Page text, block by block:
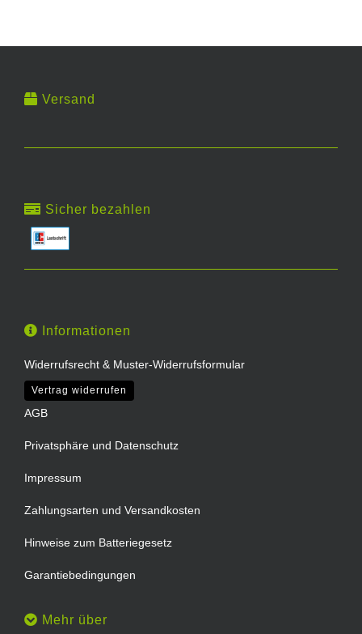
Versand
Sicher bezahlen
Informationen
Widerrufsrecht & Muster-Widerrufsformular
Vertrag widerrufen
AGB
Privatsphäre und Datenschutz
Impressum
Zahlungsarten und Versandkosten
Hinweise zum Batteriegesetz
Garantiebedingungen
Mehr über